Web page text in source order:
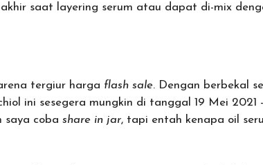
saat layering serum atau dapat di-mix
tergiur harga flash sale. Dengan berbekal
ini sesegera mungkin di tanggal 19 Mei 2021
saya coba share in jar, tapi entah kenapa oil